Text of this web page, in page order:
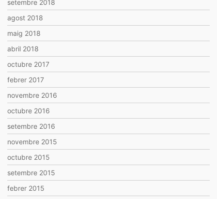
setembre 2018
agost 2018
maig 2018
abril 2018
octubre 2017
febrer 2017
novembre 2016
octubre 2016
setembre 2016
novembre 2015
octubre 2015
setembre 2015
febrer 2015